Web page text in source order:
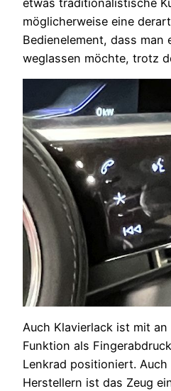
möglicherweise eine
Bedienelement, dass man
weglassen möchte, trotz
Auch Klavierlack ist mit
Funktion als
Lenkrad positioniert. Auch
Herstellern ist das Zeug